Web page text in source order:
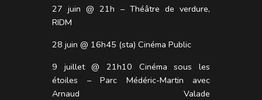
27 juin @ 21h – Théâtre de verdure,
RIDM
28 juin @ 16h45 (sta) Cinéma Public
9 juillet @ 21h10 Cinéma sous les
étoiles – Parc Médéric-Martin avec
Arnaud Valade